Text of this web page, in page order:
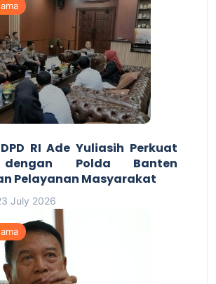
RI Ade Yuliasih Perkuat
Polda Banten
Pelayanan Masyarakat
July 2026